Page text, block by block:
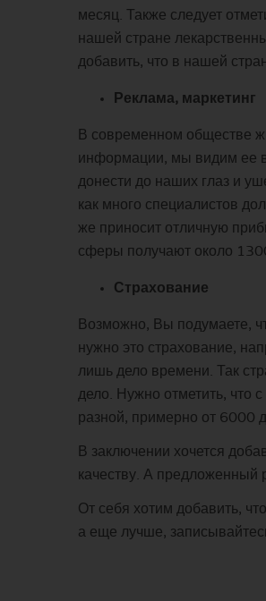
месяц. Также следует
нашей стране
добавить, что в нашей
Реклама, маркетинг
В современном обществе
информации, мы видим ее в
донести до наших глаз и
как много специалистов
же приносит отличную
сферы получают около
Страхование
Возможно, Вы подумаете,
нужно это страхование,
лишь дело времени. Так
дело. Нужно отметить, что
разной, примерно от 6000
В заключении хочется
качеству. А
От себя хотим добавить, что
а еще лучше,